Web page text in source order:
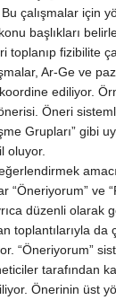
çalışmalar için
başlıkları
toplanıp fizibilite
Ar-Ge ve
ediliyor.
Öneri
Grupları” gibi
oluyor.
ve
düzenli olarak
toplantılarıyla da
“Öneriyorum”
tarafından
Önerinin üst